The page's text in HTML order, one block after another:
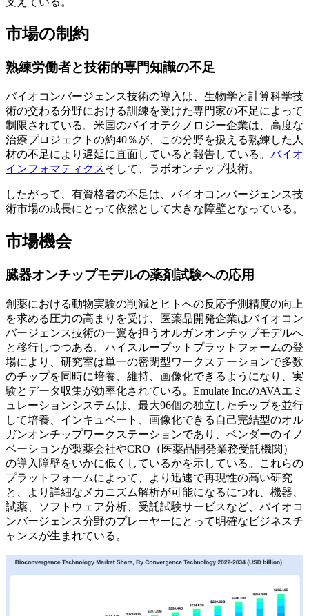
市場の制約
熟練労働者と技術的専門知識の不足
バイオコンバージェンス技術の導入は、生物学と計算科学技
術の交わる分野における訓練を受けた専門家の不足によって
制限されている。米国のバイオテクノロジー企業は、高度な
治療プロジェクトの約40％が、この分野を扱える熟練した人
材の不足により遅延に直面していると報告している。 バイオ
インフォマティクスそして、ラボオンチップ技術。
したがって、有資格者の不足は、バイオコンバージェンス技
術市場の成長にとって依然として大きな障壁となっている。
市場機会
臓器オンチップモデルの薬剤試験への応用
創薬における動物実験の削減とヒトへの反応予測精度の向上
を求める圧力の高まりを受け、医薬品開発企業はバイオコン
バージェンス技術の一翼を担うオルガンオンチップモデルへ
と移行しつつある。ハイスループットプラットフォームの登
場により、研究室は単一の密閉型ワークステーションで多数
のチップを同時に培養、維持、画像化できるようになり、実
験とデータ収集が効率化されている。Emulate Inc.のAVAエミ
ュレーションシステムは、最大96個の独立したチップを並行
して培養、インキュベート、画像化できる自己完結型のオル
ガンオンチップワークステーションであり、ベンダーのイノ
ベーションが製薬会社やCRO（医薬品開発業務受託機関）
の導入障壁をいかに低くしているかを示している。これらの
プラットフォームによって、より迅速で再現性の高い研究
と、より詳細なメカニズム解析が可能になるにつれ、機器、
試薬、ソフトウェア分析、受託試験サービスなど、バイオコ
ンバージェンス分野のプレーヤーにとって明確なビジネスチ
ャンスが生まれている。